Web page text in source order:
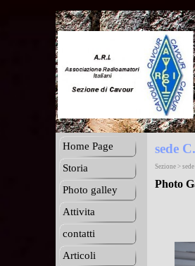
Home Page
Storia
Photo galley
Attivita
contatti
Articoli
sede
Sezione > sede
Photo